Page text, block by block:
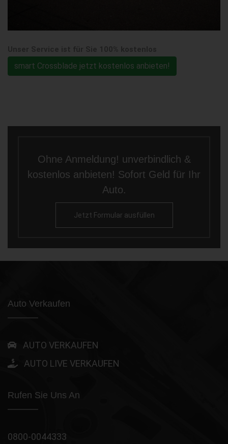
smart Crossblade jetzt kostenlos anbieten!
Ohne Anmeldung! unverbindlich &
kostenlos anbieten! Sofort Geld für Ihr
Auto.
Jetzt Formular ausfüllen
Auto Verkaufen
AUTO VERKAUFEN
AUTO LIVE VERKAUFEN
Rufen Sie Uns An
0800-0044333